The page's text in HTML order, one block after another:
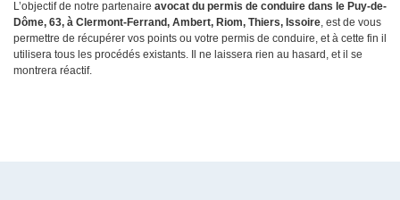
L’objectif de notre partenaire avocat du permis de conduire dans le Puy-de-
Dôme, 63, à Clermont-Ferrand, Ambert, Riom, Thiers, Issoire, est de vous
permettre de récupérer vos points ou votre permis de conduire, et à cette fin il
utilisera tous les procédés existants. Il ne laissera rien au hasard, et il se
montrera réactif.